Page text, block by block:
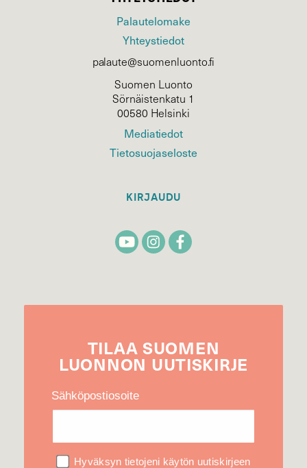
Palautelomake
Yhteystiedot
palaute@suomenluonto.fi
Suomen Luonto
Sörnäistenkatu 1
00580 Helsinki
Mediatiedot
Tietosuojaseloste
KIRJAUDU
TILAA SUOMEN
LUONNON UUTIS­KIRJE
Sähköpostiosoite
Hyväksyn tietojeni käytön uutiskirjeen